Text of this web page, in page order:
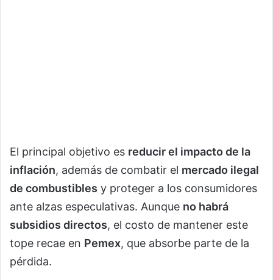
El principal objetivo es reducir el impacto de la
inflación, además de combatir el mercado ilegal
de combustibles y proteger a los consumidores
ante alzas especulativas. Aunque no habrá
subsidios directos, el costo de mantener este
tope recae en Pemex, que absorbe parte de la
pérdida.